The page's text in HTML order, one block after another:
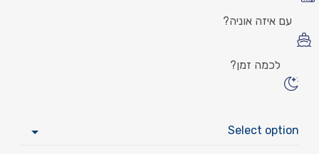
עם איזה אוניה?
לכמה זמן?
Select option